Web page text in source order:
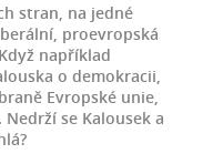
stran, na jedné
proevropská
například
o demokracii,
Evropské unie,
se Kalousek a